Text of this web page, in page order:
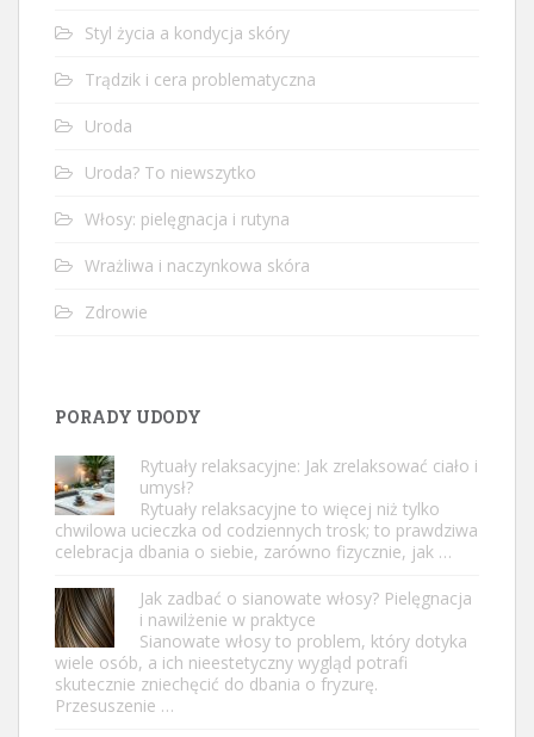
Styl życia a kondycja skóry
Trądzik i cera problematyczna
Uroda
Uroda? To niewszytko
Włosy: pielęgnacja i rutyna
Wrażliwa i naczynkowa skóra
Zdrowie
PORADY UDODY
Rytuały relaksacyjne: Jak zrelaksować ciało i
umysł?
Rytuały relaksacyjne to więcej niż tylko
chwilowa ucieczka od codziennych trosk; to prawdziwa
celebracja dbania o siebie, zarówno fizycznie, jak …
Jak zadbać o sianowate włosy? Pielęgnacja
i nawilżenie w praktyce
Sianowate włosy to problem, który dotyka
wiele osób, a ich nieestetyczny wygląd potrafi
skutecznie zniechęcić do dbania o fryzurę.
Przesuszenie …